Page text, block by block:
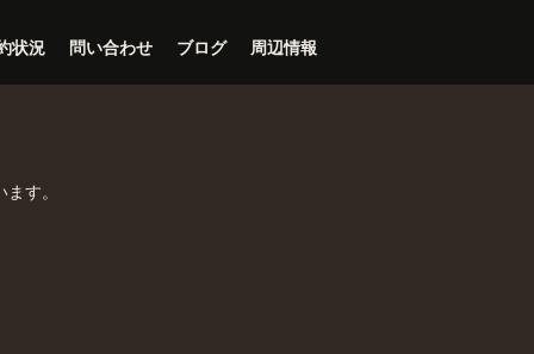
状況 問い合わせ ブログ 周辺情報
す。